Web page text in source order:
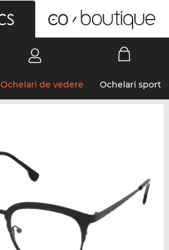
Ochelari de vedere Ochelari sport